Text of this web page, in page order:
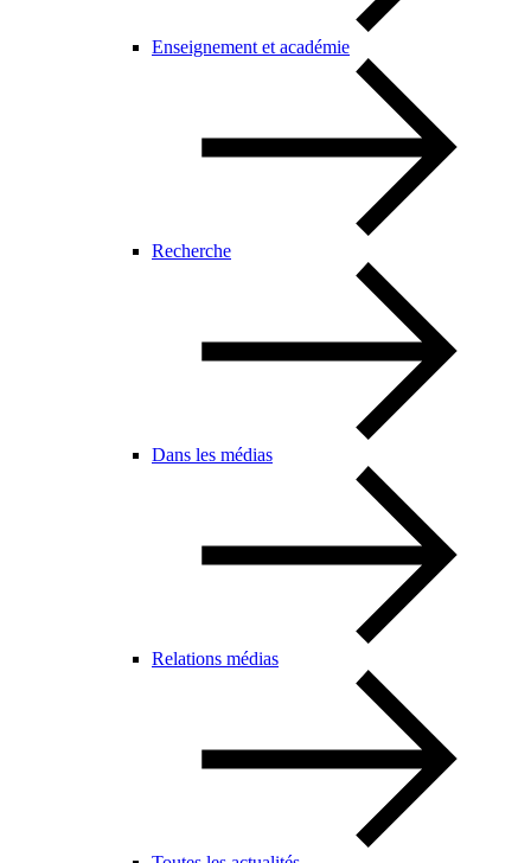
Enseignement et académie
Recherche
Dans les médias
Relations médias